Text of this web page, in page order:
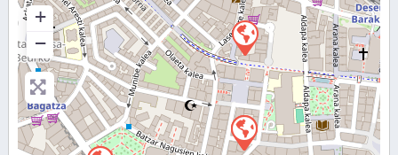
+
−